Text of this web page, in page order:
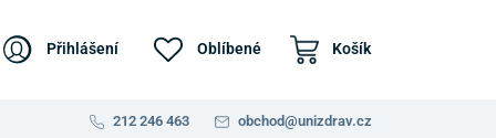
Přihlášení Oblíbené Košík
212 246 463 obchod@unizdrav.cz